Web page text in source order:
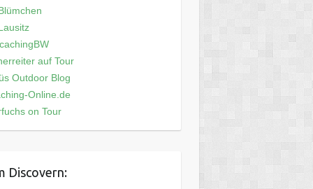
auf Tour
Outdoor Blog
Online.de
on Tour
Discovern: